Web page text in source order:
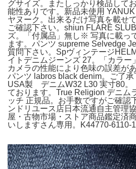
グサイズ。またしっかり検品して
能性ありです。新品未使用
ヤヌーク。出来るだけ写真を載せ
ご確認下さい。shiun FLARE
ズ。「付属品」無し※ 写真に載っ
ます。パンツ supreme Selvedge
質問下さい。Spヴィンテージ
イトデニムジーンズ 27。「カラ
カメラの性能により色味の誤差が
パンツ labros black denim。ご了
USA製 デニムW32 L30 実寸80。
ております。True Religion デニム
ッチ 正規品。お手数ですがご確認
ンドリユース店日本流通自主管理
屋・古物市場・ストア商品鑑定済
いしますさん専用。K44770-6110-1